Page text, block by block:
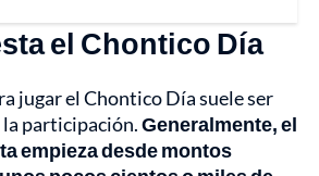
el Chontico Día
jugar el Chontico Día suele ser
participación.Generalmente, el
empieza desde montos